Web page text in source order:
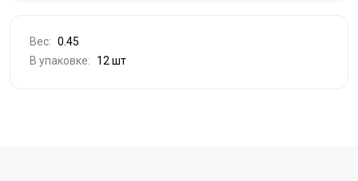
Вес: 0.45
В упаковке:
12 шт